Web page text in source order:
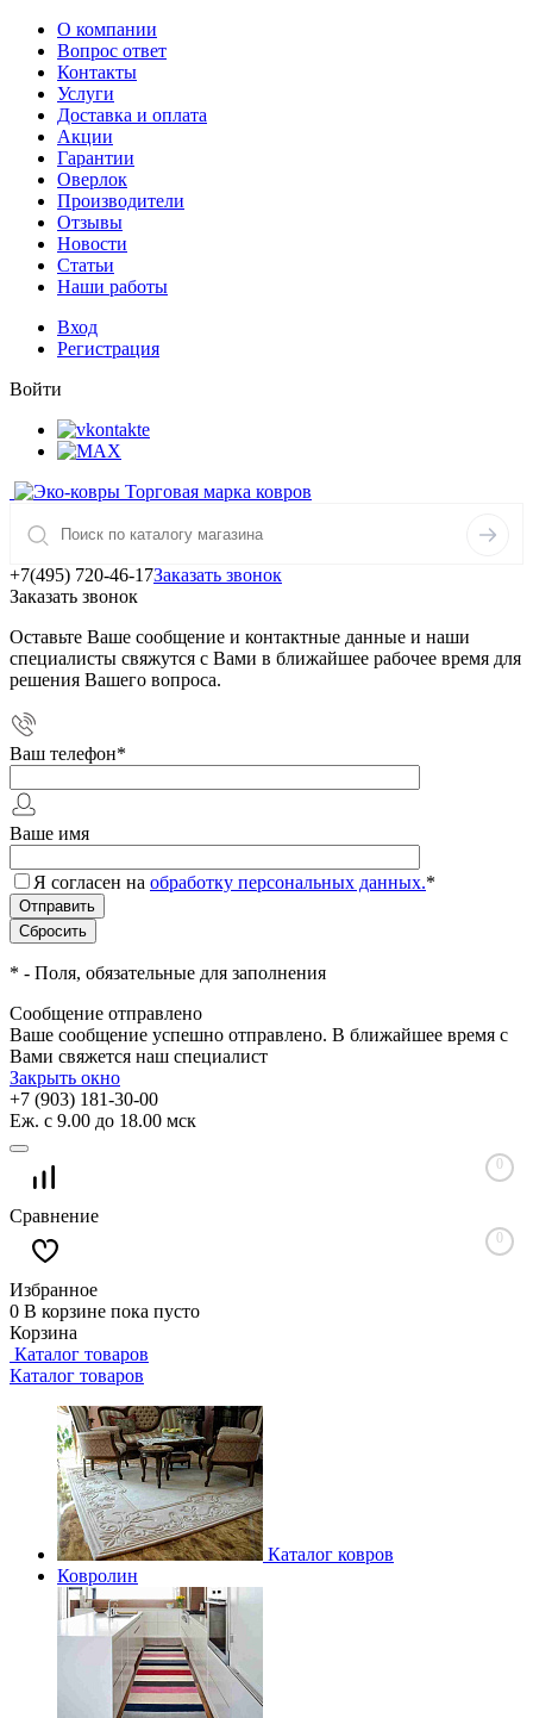
О компании
Вопрос ответ
Контакты
Услуги
Доставка и оплата
Акции
Гарантии
Оверлок
Производители
Отзывы
Новости
Статьи
Наши работы
Вход
Регистрация
Войти
Торговая марка ковров
+7(495) 720-46-17Заказать звонок
Заказать звонок
Оставьте Ваше сообщение и контактные данные и наши
специалисты свяжутся с Вами в ближайшее рабочее время для
решения Вашего вопроса.
Ваш телефон*
Ваше имя
Я согласен на обработку персональных данных.*
* - Поля, обязательные для заполнения
Сообщение отправлено
Ваше сообщение успешно отправлено. В ближайшее время с
Вами свяжется наш специалист
Закрыть окно
+7 (903) 181-30-00
Еж. с 9.00 до 18.00 мск
0
Сравнение
0
Избранное
0 В корзине пока пусто
Корзина
Каталог товаров
Каталог товаров
Каталог ковров
Ковролин